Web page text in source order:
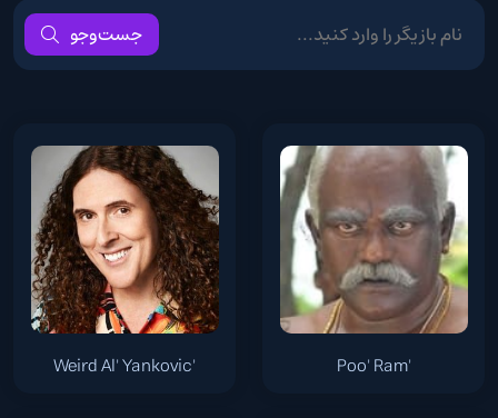
جست‌و‌جو
'Poo' Ram
'Weird Al' Yankovic